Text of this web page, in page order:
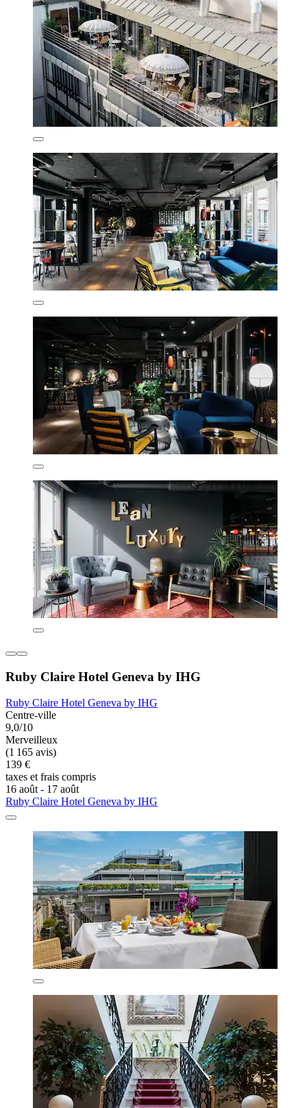
Ruby Claire Hotel Geneva by IHG
Ruby Claire Hotel Geneva by IHG
Centre-ville
9,0/10
Merveilleux
(1 165 avis)
139 €
taxes et frais compris
16 août - 17 août
Ruby Claire Hotel Geneva by IHG